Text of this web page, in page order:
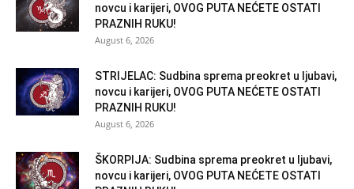
novcu i karijeri, OVOG PUTA NEĆETE OSTATI
PRAZNIH RUKU!
August 6, 2026
STRIJELAC: Sudbina sprema preokret u ljubavi,
novcu i karijeri, OVOG PUTA NEĆETE OSTATI
PRAZNIH RUKU!
August 6, 2026
ŠKORPIJA: Sudbina sprema preokret u ljubavi,
novcu i karijeri, OVOG PUTA NEĆETE OSTATI